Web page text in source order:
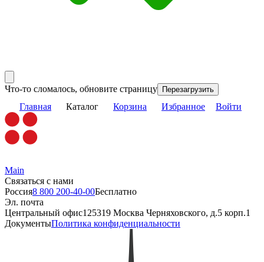
Что-то сломалось, обновите страницу Перезагрузить
Главная Каталог Корзина Избранное Войти
Main
Связаться с нами
Россия8 800 200-40-00Бесплатно
Эл. почта
Центральный офис125319 Москва Черняховского, д.5 корп.1
ДокументыПолитика конфиденциальности